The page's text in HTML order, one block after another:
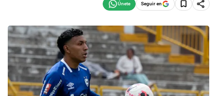
Seguir en